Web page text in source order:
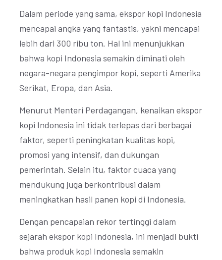
Dalam periode yang sama, ekspor kopi Indonesia
mencapai angka yang fantastis, yakni mencapai
lebih dari 300 ribu ton. Hal ini menunjukkan
bahwa kopi Indonesia semakin diminati oleh
negara-negara pengimpor kopi, seperti Amerika
Serikat, Eropa, dan Asia.
Menurut Menteri Perdagangan, kenaikan ekspor
kopi Indonesia ini tidak terlepas dari berbagai
faktor, seperti peningkatan kualitas kopi,
promosi yang intensif, dan dukungan
pemerintah. Selain itu, faktor cuaca yang
mendukung juga berkontribusi dalam
meningkatkan hasil panen kopi di Indonesia.
Dengan pencapaian rekor tertinggi dalam
sejarah ekspor kopi Indonesia, ini menjadi bukti
bahwa produk kopi Indonesia semakin